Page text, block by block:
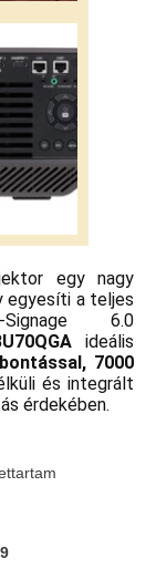
egy nagy
egyesíti a teljes
6.0
ideális
7000
és integrált
érdekében.